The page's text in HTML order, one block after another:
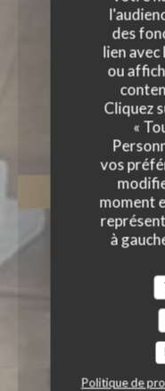
des
lien avec
ou
Cliquez
«
vos
moment
à
Politique de
L'ALTÉVIC